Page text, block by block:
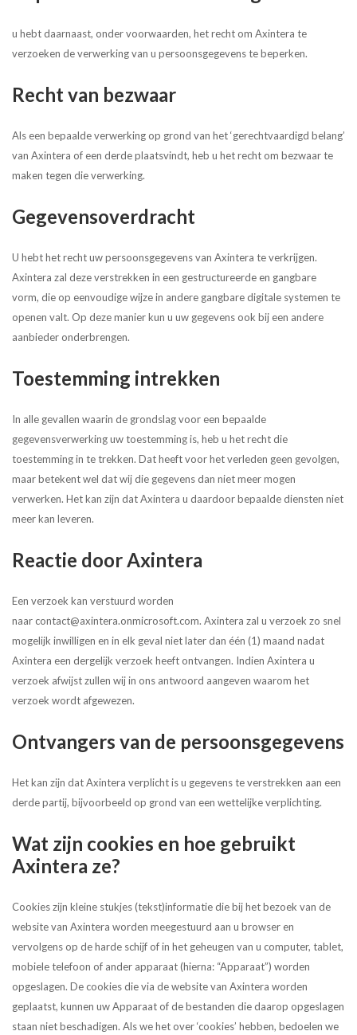
u hebt daarnaast, onder voorwaarden, het recht om Axintera te
verzoeken de verwerking van u persoonsgegevens te beperken.
Recht van bezwaar
Als een bepaalde verwerking op grond van het ‘gerechtvaardigd belang’
van Axintera of een derde plaatsvindt, heb u het recht om bezwaar te
maken tegen die verwerking.
Gegevensoverdracht
U hebt het recht uw persoonsgegevens van Axintera te verkrijgen.
Axintera zal deze verstrekken in een gestructureerde en gangbare
vorm, die op eenvoudige wijze in andere gangbare digitale systemen te
openen valt. Op deze manier kun u uw gegevens ook bij een andere
aanbieder onderbrengen.
Toestemming intrekken
In alle gevallen waarin de grondslag voor een bepaalde
gegevensverwerking uw toestemming is, heb u het recht die
toestemming in te trekken. Dat heeft voor het verleden geen gevolgen,
maar betekent wel dat wij die gegevens dan niet meer mogen
verwerken. Het kan zijn dat Axintera u daardoor bepaalde diensten niet
meer kan leveren.
Reactie door Axintera
Een verzoek kan verstuurd worden
naar contact@axintera.onmicrosoft.com. Axintera zal u verzoek zo snel
mogelijk inwilligen en in elk geval niet later dan één (1) maand nadat
Axintera een dergelijk verzoek heeft ontvangen. Indien Axintera u
verzoek afwijst zullen wij in ons antwoord aangeven waarom het
verzoek wordt afgewezen.
Ontvangers van de persoonsgegevens
Het kan zijn dat Axintera verplicht is u gegevens te verstrekken aan een
derde partij, bijvoorbeeld op grond van een wettelijke verplichting.
Wat zijn cookies en hoe gebruikt
Axintera ze?
Cookies zijn kleine stukjes (tekst)informatie die bij het bezoek van de
website van Axintera worden meegestuurd aan u browser en
vervolgens op de harde schijf of in het geheugen van u computer, tablet,
mobiele telefoon of ander apparaat (hierna: “Apparaat”) worden
opgeslagen. De cookies die via de website van Axintera worden
geplaatst, kunnen uw Apparaat of de bestanden die daarop opgeslagen
staan niet beschadigen. Als we het over ‘cookies’ hebben, bedoelen we